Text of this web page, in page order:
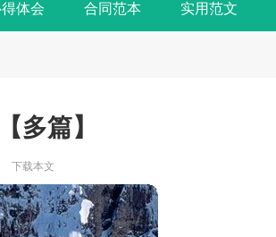
体会 合同范本 实用范文
多篇】
下载本文